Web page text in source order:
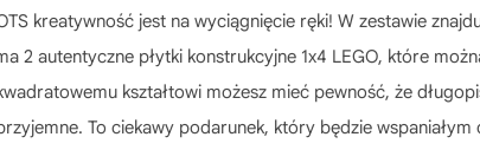
kreatywność jest na wyciągnięcie ręki! W zestawie
2 autentyczne płytki konstrukcyjne 1x4 LEGO, które
kształtowi możesz mieć pewność, że
To ciekawy podarunek, który będzie